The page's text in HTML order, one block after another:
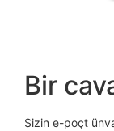
Bir
Sizin e-poçt